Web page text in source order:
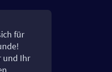
für
und Ihr